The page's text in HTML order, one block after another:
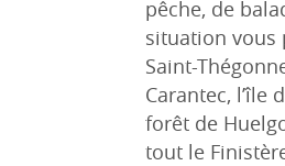
pêche, de
situation vous
Saint-
Carantec, l’île
forêt de
tout le